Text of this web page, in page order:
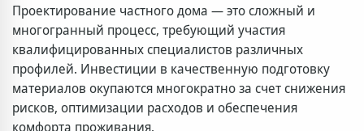
Проектирование частного дома — это сложный и
многогранный процесс, требующий участия
квалифицированных специалистов различных
профилей. Инвестиции в качественную подготовку
материалов окупаются многократно за счет снижения
рисков, оптимизации расходов и обеспечения
комфорта проживания.